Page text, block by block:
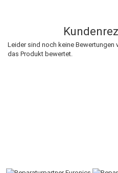
Leider sind noch keine Bewertungen
das Produkt bewertet.